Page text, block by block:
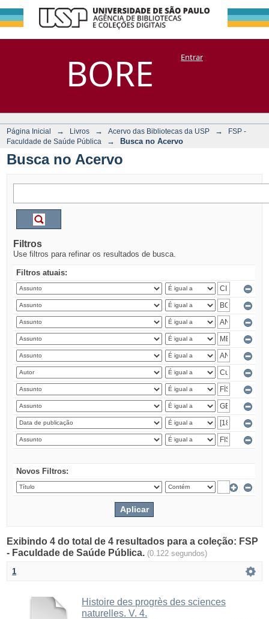
BORE
Busca no Acervo
DSpace/Manakin + CoriscoEntrar
Página Inicial → Livros → Acervo das Bibliotecas da USP →
FSP -
Faculdade de Saúde Pública
→ Busca no Acervo
Busca no Acervo
Filtros
Use filtros para refinar os resultados de busca.
Filtros atuais:
Novos Filtros:
Exibindo 4 do total de 4 resultados para a coleção: FSP
- Faculdade de Saúde Pública. (0.122 segundos)
1
Histoire des progrès des sciences
naturelles. V. 4.